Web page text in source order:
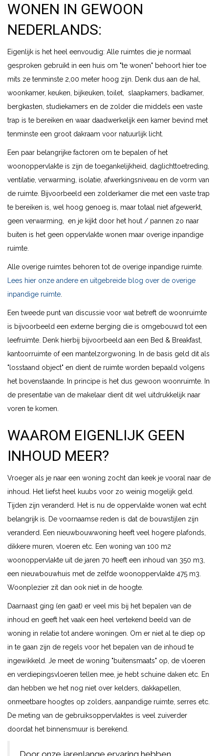
WONEN IN GEWOON
NEDERLANDS:
Eigenlijk is het heel eenvoudig: Alle ruimtes die je normaal
gesproken gebruikt in een huis om "te wonen" behoort hier toe
mits ze tenminste 2,00 meter hoog zijn. Denk dus aan de hal,
woonkamer, keuken, bijkeuken, toilet, slaapkamers, badkamer,
bergkasten, studiekamers en de zolder die middels een vaste
trap is te bereiken en waar daadwerkelijk een kamer bevind met
tenminste een groot dakraam voor natuurlijk licht.
Een paar belangrijke factoren om te bepalen of het
woonoppervlakte is zijn de toegankelijkheid, daglichttoetreding,
ventilatie, verwarming, isolatie, afwerkingsniveau en de vorm van
de ruimte. Bijvoorbeeld een zolderkamer die met een vaste trap
te bereiken is, wel hoog genoeg is, maar totaal niet afgewerkt,
geen verwarming, en je kijkt door het hout / pannen zo naar
buiten is het geen oppervlakte wonen maar overige inpandige
ruimte.
Alle overige ruimtes behoren tot de overige inpandige ruimte.
Lees hier onze andere en uitgebreide blog over de overige
inpandige ruimte
Een tweede punt van discussie voor wat betreft de woonruimte
is bijvoorbeeld een externe berging die is omgebouwd tot een
leefruimte. Denk hierbij bijvoorbeeld aan een Bed & Breakfast,
kantoorruimte of een mantelzorgwoning. In de basis geld dit als
"losstaand object" en dient de ruimte worden bepaald volgens
het bovenstaande. In principe is het dus gewoon woonruimte. In
de presentatie van de makelaar dient dit wel uitdrukkelijk naar
voren te komen.
WAAROM EIGENLIJK GEEN
INHOUD MEER?
Vroeger als je naar een woning zocht dan keek je vooral naar de
inhoud. Het liefst heel kuubs voor zo weinig mogelijk geld.
Tijden zijn veranderd. Het is nu de oppervlakte wonen wat echt
belangrijk is. De voornaamse reden is dat de bouwstijlen zijn
veranderd. Een nieuwbouwwoning heeft veel hogere plafonds,
dikkere muren, vloeren etc. Een woning van 100 m2
woonoppervlakte uit de jaren 70 heeft een inhoud van 350 m3,
een nieuwbouwhuis met de zelfde woonoppervlakte 475 m3.
Woonplezier zit dan ook niet in de hoogte.
Daarnaast ging (en gaat) er veel mis bij het bepalen van de
inhoud en geeft het vaak een heel vertekend beeld van de
woning in relatie tot andere woningen. Om er niet al te diep op
in te gaan zijn de regels voor het bepalen van de inhoud te
ingewikkeld. Je meet de woning "buitensmaats" op, de vloeren
en verdiepingsvloeren tellen mee, je hebt schuine daken etc. En
dan hebben we het nog niet over kelders, dakkapellen,
onmeetbare hoogtes op zolders, aanpandige ruimte, serres etc.
De meting van de gebruiksoppervlaktes is veel zuiverder
doordat het binnensmuur is berekend.
Door onze jarenlange ervaring hebben